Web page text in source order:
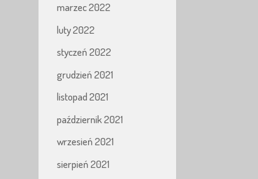
marzec 2022
luty 2022
styczeń 2022
grudzień 2021
listopad 2021
październik 2021
wrzesień 2021
sierpień 2021